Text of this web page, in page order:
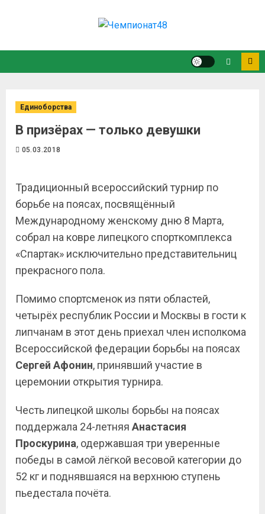
Единоборства
В призёрах — только девушки
05.03.2018
Традиционный всероссийский турнир по
борьбе на поясах, посвящённый
Международному женскому дню 8 Марта,
собрал на ковре липецкого спорткомплекса
«Спартак» исключительно представительниц
прекрасного пола.
Помимо спортсменок из пяти областей,
четырёх республик России и Москвы в гости к
липчанам в этот день приехал член исполкома
Всероссийской федерации борьбы на поясах
Сергей Афонин, принявший участие в
церемонии открытия турнира.
Честь липецкой школы борьбы на поясах
поддержала 24-летняя Анастасия
Проскурина, одержавшая три уверенные
победы в самой лёгкой весовой категории до
52 кг и поднявшаяся на верхнюю ступень
пьедестала почёта.